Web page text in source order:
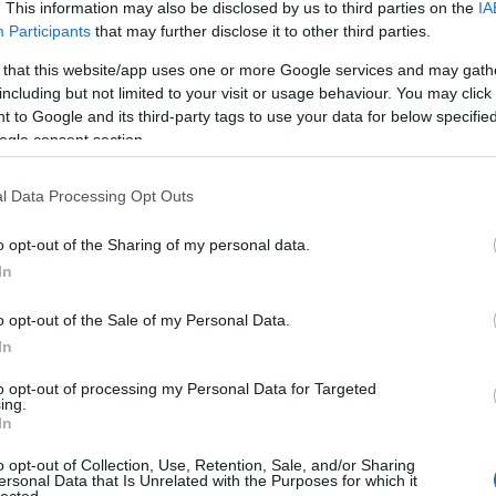
This information may also be disclosed by us to third parties on the
Participants that may further disclose it to other third parties.
that this website/app uses one or more Google services and may
but not limited to your visit or usage behaviour. You may
to Google and its third-party tags to use your data for below
consent section.
Data Processing Opt Outs
opt-out of the Sharing of my personal data.
opt-out of the Sale of my Personal Data.
opt-out of processing my Personal Data for Targeted
opt-out of Collection, Use, Retention, Sale, and/or Sharing
Data that Is Unrelated with the Purposes for which it
ezért érzékenyen érint, ha hús van a
hagyma helyett pedig tarja került a
törött alkatrész
Az